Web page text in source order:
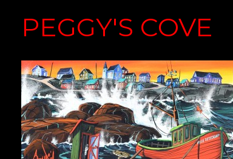
PEGGY'S COVE